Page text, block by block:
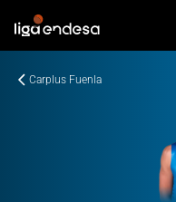
Carplus Fuenla